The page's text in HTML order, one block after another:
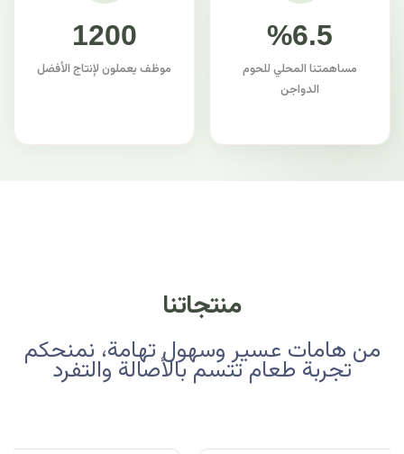
%6.5
مساهمتنا المحلي للحوم
الدواجن
1200
موظف يعملون لإنتاج الأفضل
منتجاتنا
من هامات عسير وسهول تهامة، نمنحكم
تجربة طعام تتسم بالأصالة والتفرد